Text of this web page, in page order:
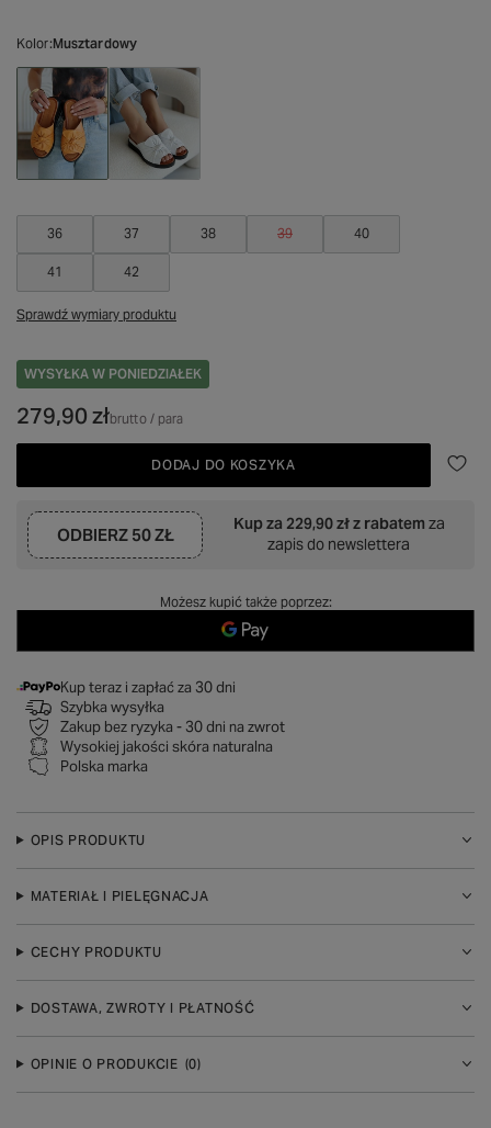
Kolor Musztardowy
36 37 38 39 40
41 42
Sprawdź wymiary produktu
WYSYŁKA W PONIEDZIAŁEK
279,90 złbrutto/ para
DODAJ DO KOSZYKA
ODBIERZ 50 ZŁ
Kup za 229,90 złz rabatem za
zapis do newslettera
Możesz kupić także poprzez:
Kup teraz i zapłać za 30 dni
Szybka wysyłka
Zakup bez ryzyka - 30 dni na zwrot
Wysokiej jakości skóra naturalna
Polska marka
OPIS PRODUKTU
MATERIAŁ I PIELĘGNACJA
CECHY PRODUKTU
DOSTAWA, ZWROTY I PŁATNOŚĆ
OPINIE O PRODUKCIE (0)